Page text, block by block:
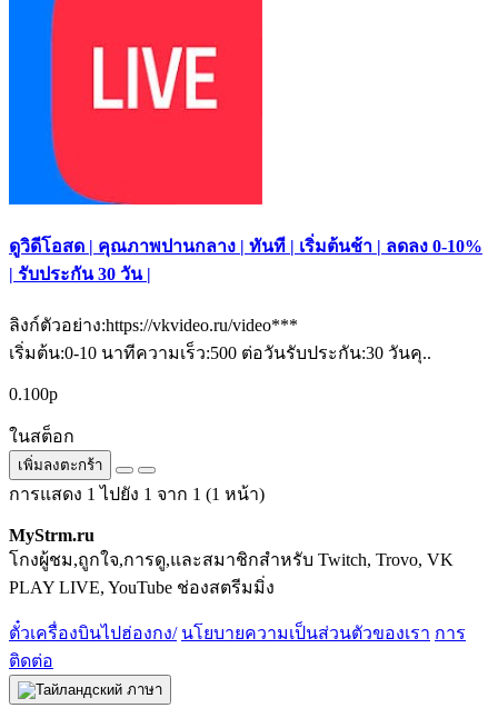
ดูวิดีโอสด | คุณภาพปานกลาง | ทันที | เริ่มต้นช้า | ลดลง 0-10%
| รับประกัน 30 วัน |
ลิงก์ตัวอย่าง:https://vkvideo.ru/video***
เริ่มต้น:0-10 นาทีความเร็ว:500 ต่อวันรับประกัน:30 วันคุ..
0.100р
ในสต็อก
เพิ่มลงตะกร้า
การแสดง 1 ไปยัง 1 จาก 1 (1 หน้า)
MyStrm.ru
โกงผู้ชม,ถูกใจ,การดู,และสมาชิกสำหรับ Twitch, Trovo, VK
PLAY LIVE, YouTube ช่องสตรีมมิ่ง
ตั๋วเครื่องบินไปฮ่องกง/ นโยบายความเป็นส่วนตัวของเรา การ
ติดต่อ
ภาษา